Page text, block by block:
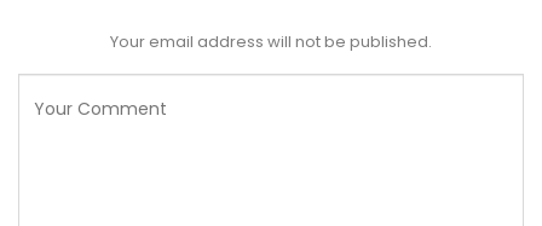
Your email address will not be published.